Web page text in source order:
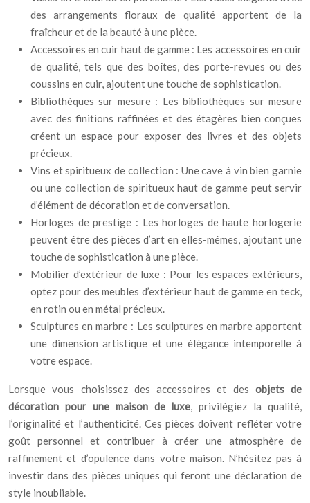
des arrangements floraux de qualité apportent de la
fraîcheur et de la beauté à une pièce.
Accessoires en cuir haut de gamme : Les accessoires en cuir
de qualité, tels que des boîtes, des porte-revues ou des
coussins en cuir, ajoutent une touche de sophistication.
Bibliothèques sur mesure : Les bibliothèques sur mesure
avec des finitions raffinées et des étagères bien conçues
créent un espace pour exposer des livres et des objets
précieux.
Vins et spiritueux de collection : Une cave à vin bien garnie
ou une collection de spiritueux haut de gamme peut servir
d’élément de décoration et de conversation.
Horloges de prestige : Les horloges de haute horlogerie
peuvent être des pièces d’art en elles-mêmes, ajoutant une
touche de sophistication à une pièce.
Mobilier d’extérieur de luxe : Pour les espaces extérieurs,
optez pour des meubles d’extérieur haut de gamme en teck,
en rotin ou en métal précieux.
Sculptures en marbre : Les sculptures en marbre apportent
une dimension artistique et une élégance intemporelle à
votre espace.
Lorsque vous choisissez des accessoires et des objets de
décoration pour une maison de luxe, privilégiez la qualité,
l’originalité et l’authenticité. Ces pièces doivent refléter votre
goût personnel et contribuer à créer une atmosphère de
raffinement et d’opulence dans votre maison. N’hésitez pas à
investir dans des pièces uniques qui feront une déclaration de
style inoubliable.